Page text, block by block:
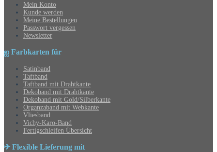
Mein Konto
Kunde werden
Meine Bestellungen
Passwort vergessen
Newsletter
ஐ Farbkarten für
Satinband
Taftband
Taftband mit Drahtkante
Dekoband mit Drahtkante
Dekoband mit Gold/Silberkante
Organzaband mit Webkante
Vliesband
Vichy-Karo-Band
Fertigschleifen Übersicht
✈ Flexible Lieferung mit